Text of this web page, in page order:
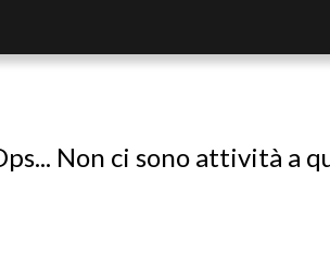
Non ci sono attività a